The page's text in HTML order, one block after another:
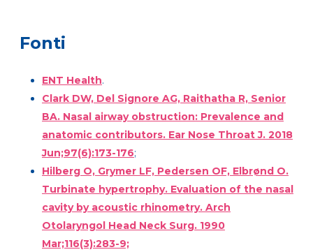
Fonti
ENT Health.
Clark DW, Del Signore AG, Raithatha R, Senior
BA. Nasal airway obstruction: Prevalence and
anatomic contributors. Ear Nose Throat J. 2018
Jun;97(6):173-176;
Hilberg O, Grymer LF, Pedersen OF, Elbrønd O.
Turbinate hypertrophy. Evaluation of the nasal
cavity by acoustic rhinometry. Arch
Otolaryngol Head Neck Surg. 1990
Mar;116(3):283-9;